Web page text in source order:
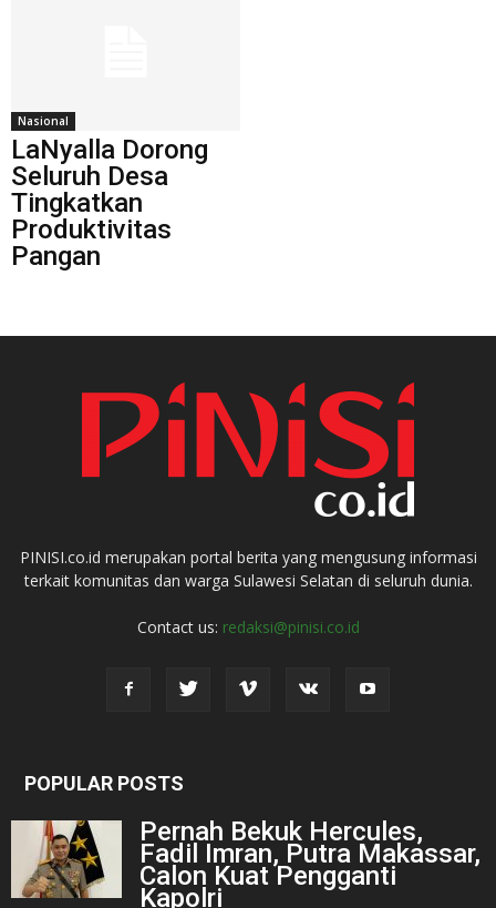
Nasional
LaNyalla Dorong
Seluruh Desa
Tingkatkan
Produktivitas
Pangan
PINISI.co.id merupakan portal berita yang mengusung informasi
terkait komunitas dan warga Sulawesi Selatan di seluruh dunia.
Contact us: redaksi@pinisi.co.id
POPULAR POSTS
Pernah Bekuk Hercules,
Fadil Imran, Putra Makassar,
Calon Kuat Pengganti
Kapolri